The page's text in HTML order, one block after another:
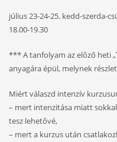
július 23-24-25. kedd-szerda-
18.00-19.30
*** A tanfolyam az előző heti „
anyagára épül, melynek
Miért válaszd intenzív
– mert intenzitása miatt
tesz lehetővé,
– mert a kurzus után